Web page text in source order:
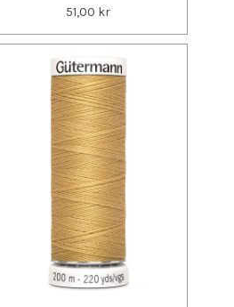
51,00 kr